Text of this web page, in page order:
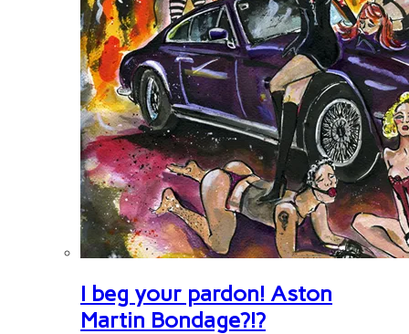
I beg your pardon! Aston
Martin Bondage?!?